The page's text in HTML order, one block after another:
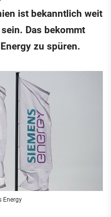
ist bekanntlich weit
Das bekommt
zu spüren.
Energy